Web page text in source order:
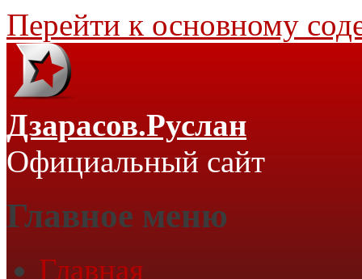
Перейти к основному
Дзарасов.Руслан
Официальный сайт
Главное меню
Главная